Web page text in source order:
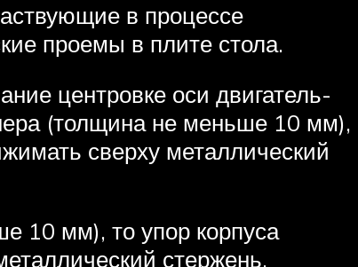
в процессе
проемы в плите стола.
центровке оси двигатель-
(толщина не меньше 10 мм),
сверху металлический
10 мм), то упор корпуса
стержень.